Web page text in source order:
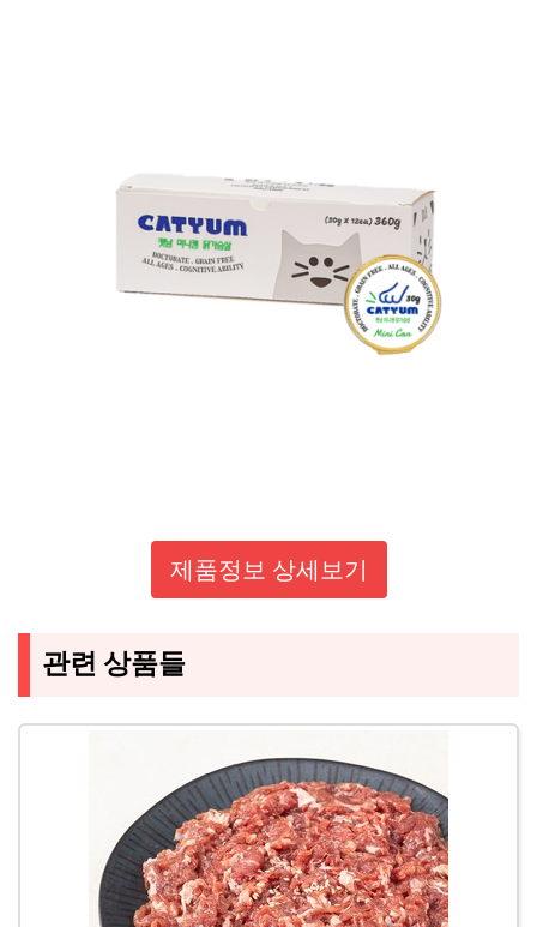
제품정보 상세보기
관련 상품들